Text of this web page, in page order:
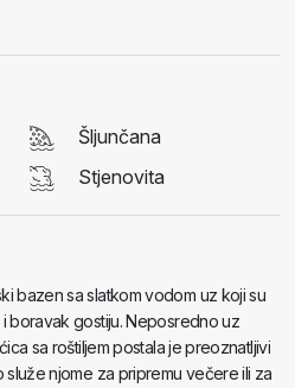
Šljunčana
Stjenovita
bazen sa slatkom vodom uz koji su
boravak gostiju. Neposredno uz
sa roštiljem postala je preoznatljivi
njome za pripremu večere ili za